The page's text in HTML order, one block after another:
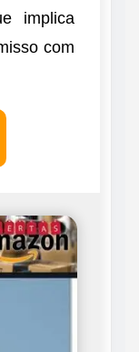
implica
com